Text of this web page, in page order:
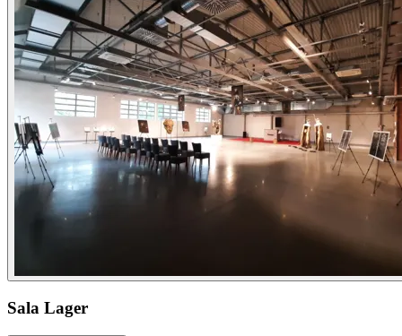
Sala Lager